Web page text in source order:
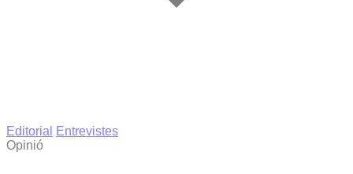
Editorial
Entrevistes
Opinió